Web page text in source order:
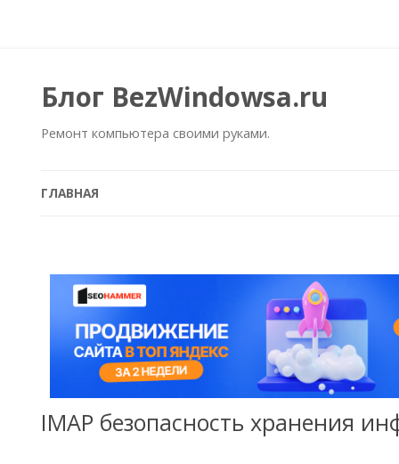
Блог BezWindowsa.ru
Ремонт компьютера своими руками.
ГЛАВНАЯ
IMAP безопасность хранения